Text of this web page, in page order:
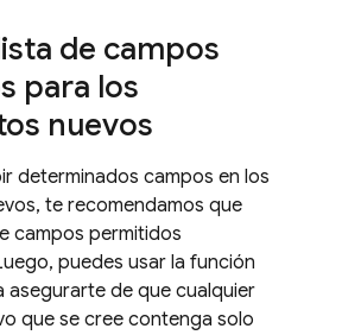
de campos
para los
nuevos
determinados campos en los
te recomendamos que
campos permitidos
puedes usar la función
asegurarte de que cualquier
que se cree contenga solo